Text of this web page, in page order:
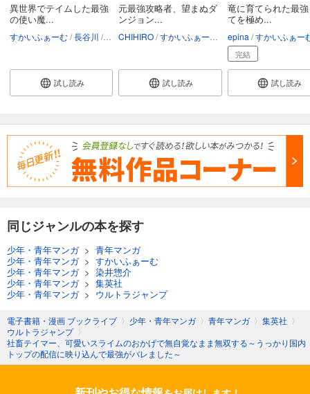
異世界でテイムした最強
の使い魔...
すかいふぁーむ 長谷川 片桐
試し読み
元最強攻略者、望まぬダ
ンジョン...
CHIHIRO すかいふぁーむ 明野ワタル
試し読み
竜に育てられた最
てを極め...
epina すかいふぁー
完結
試し読み
同じジャンルの本を探す
少年・青年マンガ> 青年マンガ
少年・青年マンガ> すかいふぁーむ
少年・青年マンガ> 染井惣介
少年・青年マンガ> 集英社
少年・青年マンガ> ウルトラジャンプ
電子書籍・漫画 ブックライブ 〉 少年・青年マンガ 〉 青年マンガ 〉 集英社 〉
ウルトラジャンプ 〉
社畜テイマー、可愛いスライムのおかげで無自覚なまま無双する～うっかり国内
トップの配信に映り込んで最強がバレました～